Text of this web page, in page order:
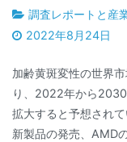
調査レポートと産
2022年8月24日
加齢黄斑変性の世界
り、2022年から
拡大すると予想され
新製品の発売、AMD